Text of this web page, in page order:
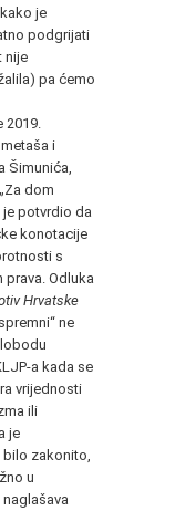
je
podgrijati
nije
pa ćemo
i
Šimunića,
dom
je potvrdio da
konotacije
s
Odluka
Hrvatske
ne
a kada se
vrijednosti
ili
je
zakonito,
u